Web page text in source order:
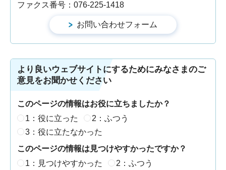
ファクス番号：076-225-1418
より良いウェブサイトにするためにみなさまのご
意見をお聞かせください
このページの情報はお役に立ちましたか？
1：役に立った
2：ふつう
3：役に立たなかった
このページの情報は見つけやすかったですか？
1：見つけやすかった
2：ふつう